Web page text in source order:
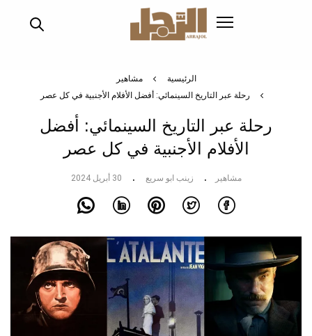
الرئيسية
مشاهير
رحلة عبر التاريخ السينمائي: أفضل الأفلام الأجنبية في كل عصر
رحلة عبر التاريخ السينمائي: أفضل
الأفلام الأجنبية في كل عصر
مشاهير زينب ابو سريع 30 أبريل 2024